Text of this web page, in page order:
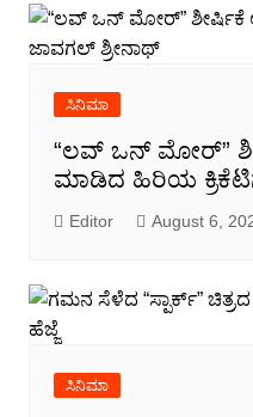
ಸಿನಿಮಾ
“ಲವ್ ಒನ್ ಮೋರ್”
ಮಾಡಿದ ಹಿರಿಯ
Editor August 6,
ಸಿನಿಮಾ